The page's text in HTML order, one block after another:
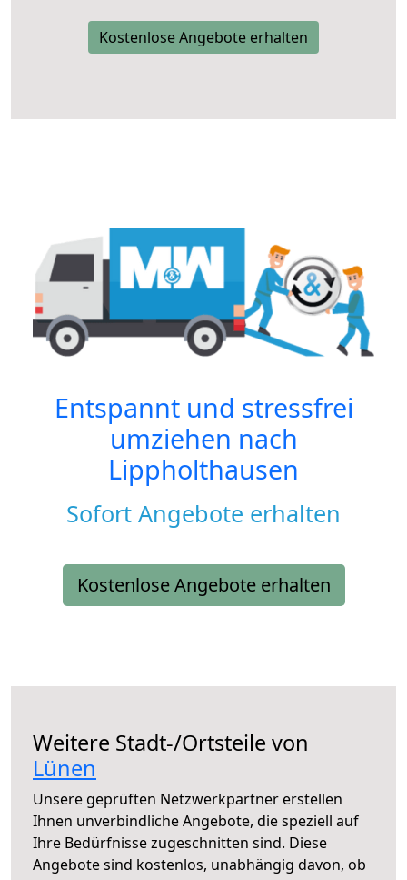
Kostenlose Angebote erhalten
Entspannt und stressfrei
umziehen nach
Lippholthausen
Sofort Angebote erhalten
Kostenlose Angebote erhalten
Weitere Stadt-/Ortsteile von
Lünen
Unsere geprüften Netzwerkpartner erstellen
Ihnen unverbindliche Angebote, die speziell auf
Ihre Bedürfnisse zugeschnitten sind. Diese
Angebote sind kostenlos, unabhängig davon, ob